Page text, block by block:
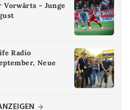
Vorwärts - Junge
Radio
Neue